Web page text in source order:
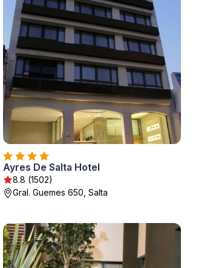
Ayres De Salta Hotel
8.8 (1502)
Gral. Guemes 650, Salta